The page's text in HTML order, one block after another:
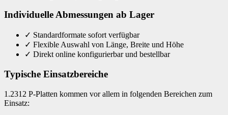
Individuelle Abmessungen ab Lager
✓ Standardformate sofort verfügbar
✓ Flexible Auswahl von Länge, Breite und Höhe
✓ Direkt online konfigurierbar und bestellbar
Typische Einsatzbereiche
1.2312 P-Platten kommen vor allem in folgenden Bereichen zum
Einsatz: